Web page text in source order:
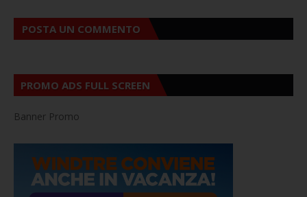
POSTA UN COMMENTO
PROMO ADS FULL SCREEN
Banner Promo